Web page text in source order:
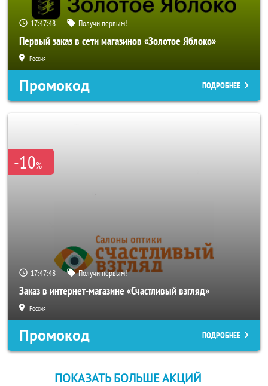
17:47:47 Получи первым!
Первый заказ в сети магазинов «Золотое Яблоко»
Россия
Промокод ПОДРОБНЕЕ
-10%
17:47:47 Получи первым!
Заказ в интернет-магазине «Счастливый взгляд»
Россия
Промокод ПОДРОБНЕЕ
ПОКАЗАТЬ БОЛЬШЕ АКЦИЙ